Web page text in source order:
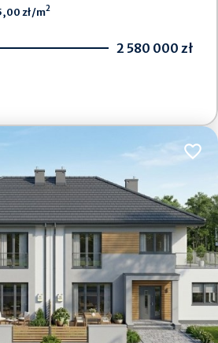
zł/m2
2 580 000 zł